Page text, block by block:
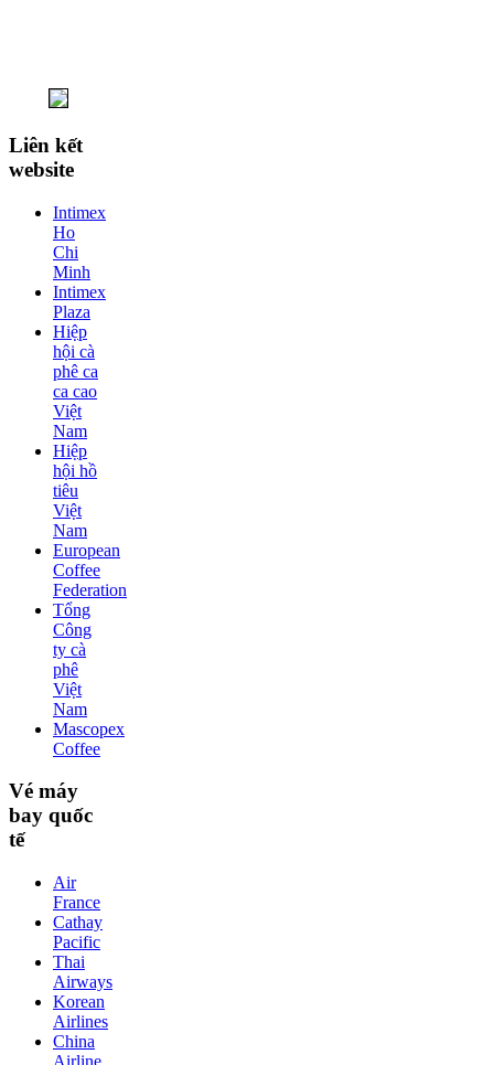
Liên kết
website
Intimex
Ho
Chi
Minh
Intimex
Plaza
Hiệp
hội cà
phê ca
ca cao
Việt
Nam
Hiệp
hội hồ
tiêu
Việt
Nam
European
Coffee
Federation
Tổng
Công
ty cà
phê
Việt
Nam
Mascopex
Coffee
Vé máy
bay quốc
tế
Air
France
Cathay
Pacific
Thai
Airways
Korean
Airlines
China